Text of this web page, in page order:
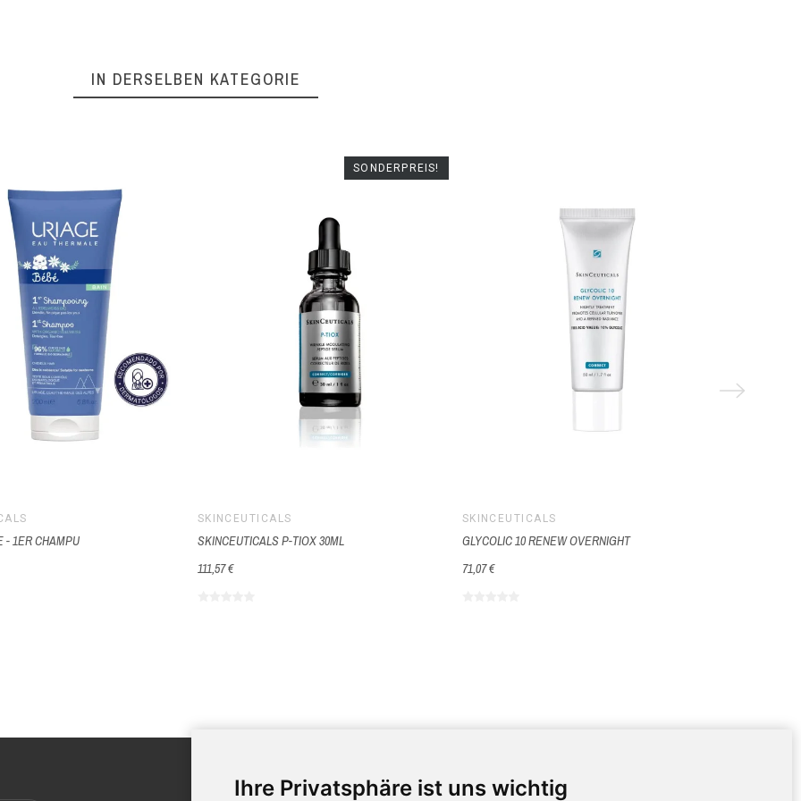
Ihre Privatsphäre ist uns wichtig
IN DERSELBEN KATEGORIE
- 1ER CHAMPU
SKINCEUTICALS
SKINCEUTICALS P-TIOX 30ML
111,57 €
SONDERPREIS!
SKINCEUTICALS
GLYCOLIC 10 RENEW OVERNIGHT
71,07 €
KUNDENDIENST KONTAKTDATEN